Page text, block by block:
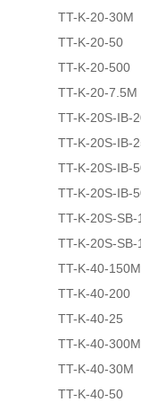
TT-K-20-30M
TT-K-20-50
TT-K-20-500
TT-K-20-7.5M
TT-K-20S-IB-
TT-K-20S-IB-
TT-K-20S-IB-
TT-K-20S-IB-
TT-K-20S-SB-
TT-K-20S-SB-
TT-K-40-150M
TT-K-40-200
TT-K-40-25
TT-K-40-300M
TT-K-40-30M
TT-K-40-50